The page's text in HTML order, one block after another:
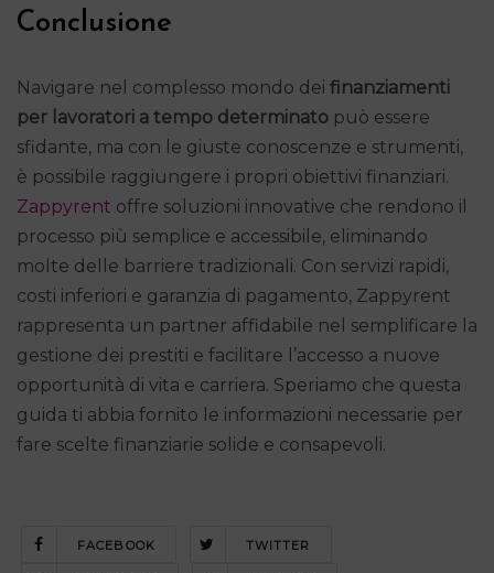
Conclusione
Navigare nel complesso mondo dei finanziamenti
per lavoratori a tempo determinato può essere
sfidante, ma con le giuste conoscenze e strumenti,
è possibile raggiungere i propri obiettivi finanziari.
Zappyrent offre soluzioni innovative che rendono il
processo più semplice e accessibile, eliminando
molte delle barriere tradizionali. Con servizi rapidi,
costi inferiori e garanzia di pagamento, Zappyrent
rappresenta un partner affidabile nel semplificare la
gestione dei prestiti e facilitare l’accesso a nuove
opportunità di vita e carriera. Speriamo che questa
guida ti abbia fornito le informazioni necessarie per
fare scelte finanziarie solide e consapevoli.
FACEBOOK TWITTER